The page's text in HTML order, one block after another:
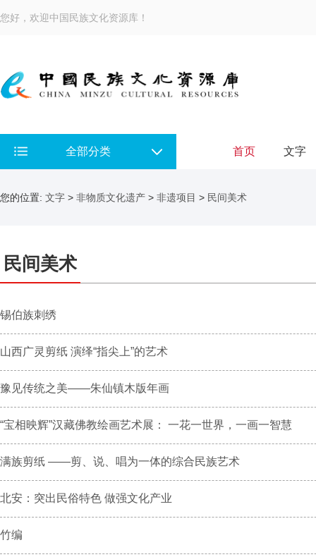
您好，欢迎中国民族文化资源库！
全部分类 首页 文字
您的位置: 文字 > 非物质文化遗产 > 非遗项目 > 民间美术
民间美术
锡伯族刺绣
山西广灵剪纸 演绎“指尖上”的艺术
豫见传统之美——朱仙镇木版年画
“宝相映辉”汉藏佛教绘画艺术展： 一花一世界，一画一智慧
满族剪纸 ——剪、说、唱为一体的综合民族艺术
北安：突出民俗特色 做强文化产业
竹编